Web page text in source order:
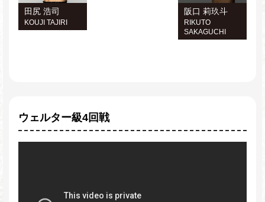
田尻 浩司
KOUJI TAJIRI
阪口 莉玖斗
RIKUTO
SAKAGUCHI
ウェルター級4回戦